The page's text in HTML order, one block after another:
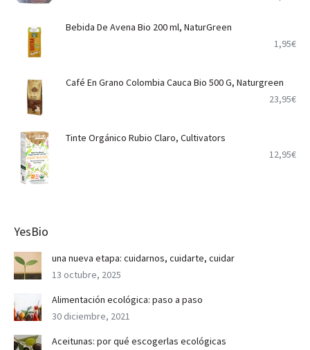
Bebida De Avena Bio 200 ml, NaturGreen
1,95€
Café En Grano Colombia Cauca Bio 500 G, Naturgreen
23,95€
Tinte Orgánico Rubio Claro, Cultivators
12,95€
YesBio
una nueva etapa: cuidarnos, cuidarte, cuidar
13 octubre, 2025
Alimentación ecológica: paso a paso
30 diciembre, 2021
Aceitunas: por qué escogerlas ecológicas